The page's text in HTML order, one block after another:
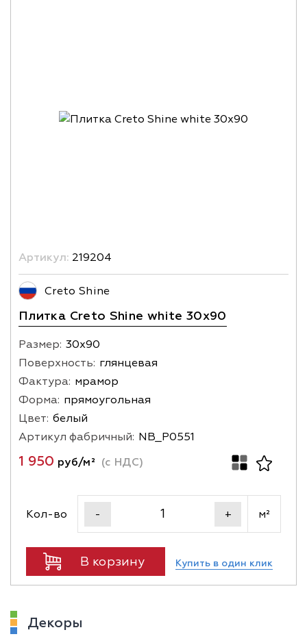
Артикул: 219204
Creto Shine
Плитка Creto Shine white 30х90
Размер: 30х90
Поверхность: глянцевая
Фактура: мрамор
Форма: прямоугольная
Цвет: белый
Артикул фабричный: NB_P0551
1 950 руб/м² (с НДС)
Кол-во - + м²
В корзину Купить в один клик
Декоры